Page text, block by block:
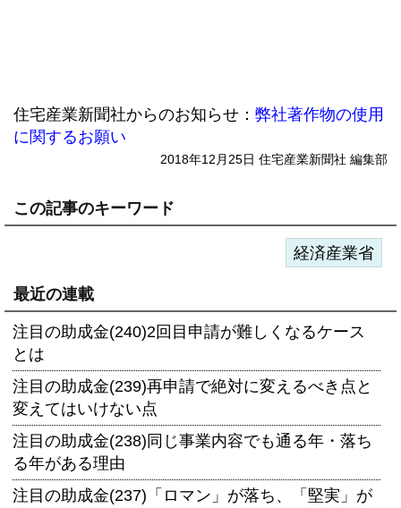
住宅産業新聞社からのお知らせ： 弊社著作物の使用
に関するお願い
2018年12月25日 住宅産業新聞社 編集部
この記事のキーワード
経済産業省
最近の連載
注目の助成金(240)2回目申請が難しくなるケース
とは
注目の助成金(239)再申請で絶対に変えるべき点と
変えてはいけない点
注目の助成金(238)同じ事業内容でも通る年・落ち
る年がある理由
注目の助成金(237)「ロマン」が落ち、「堅実」が